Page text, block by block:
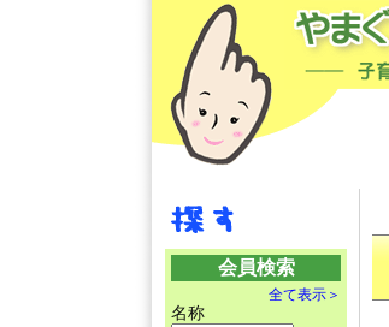
会員検索
全て表示＞
名称